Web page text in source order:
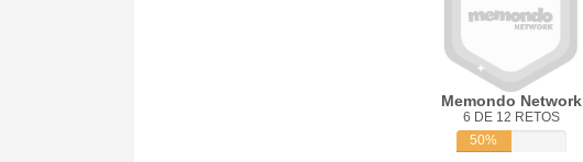
Memondo Network
6 DE 12 RETOS
50%